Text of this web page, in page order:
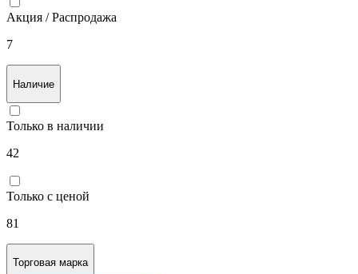
Акция / Распродажа
7
Наличие
Только в наличии
42
Только с ценой
81
Торговая марка